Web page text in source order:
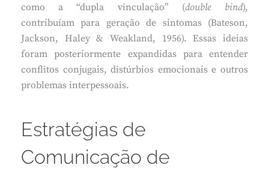
como a “dupla vinculação” (double bind),
contribuíam para geração de sintomas (Bateson,
Jackson, Haley & Weakland, 1956). Essas ideias
foram posteriormente expandidas para entender
conflitos conjugais, distúrbios emocionais e outros
problemas interpessoais.
Estratégias de
Comunicação de